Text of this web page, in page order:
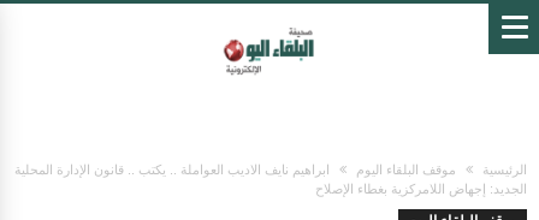
الرئيسية موقف البلقاء اليوم
ابراهيم نايف الاديب العواملة .. يكتب .. قانون الإدارة المحلية
الجديد: إجهاض اللامركزية بغطاء الإصلاح